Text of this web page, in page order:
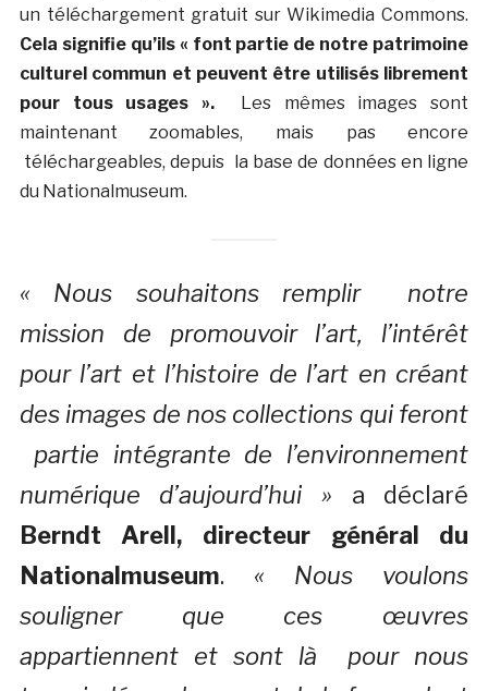
un téléchargement gratuit sur Wikimedia Commons.
Cela signifie qu’ils « font partie de notre patrimoine
culturel commun et peuvent être utilisés librement
pour tous usages ». Les mêmes images sont
maintenant zoomables, mais pas encore
téléchargeables, depuis la base de données en ligne
du Nationalmuseum.
« Nous souhaitons remplir notre
mission de promouvoir l’art, l’intérêt
pour l’art et l’histoire de l’art en créant
des images de nos collections qui feront
partie intégrante de l’environnement
numérique d’aujourd’hui » a déclaré
Berndt Arell, directeur général du
Nationalmuseum. « Nous voulons
souligner que ces œuvres
appartiennent et sont là pour nous